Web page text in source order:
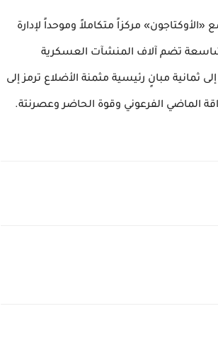
مركزاً متكاملاً وموحداً لإدارة
شاسعة تضم آلاف المنشآت العسكرية
مبانٍ رئيسية مثمنة الأضلاع ترمز إلى
الماضي الفرعوني وقوة الحاضر وعصرنتة.